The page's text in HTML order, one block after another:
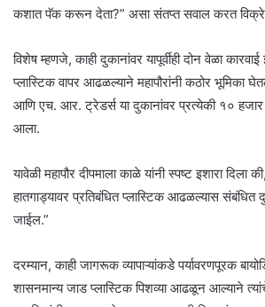
कशात पॅक करून देता?” असा संतप्त सवाल करत
विशेष म्हणजे, काही दुकानांवर यापूर्वीही दोन वेळा
प्लास्टिक वापर आढळल्याने महापौरांनी कठोर भूमिका
आणि एच. आर. ट्रेडर्स या दुकानांवर प्रत्येकी १० हजार
आला.
यावेळी महापौर दीपमाला काळे यांनी स्पष्ट इशारा दिला
हातगाड्यावर प्रतिबंधित प्लास्टिक आढळल्यास
जाईल.”
दरम्यान, काही जागरूक व्यापाऱ्यांकडे पर्यावरणपूरक
शासनमान्य जाड प्लास्टिक पिशव्या आढळून आल्याने